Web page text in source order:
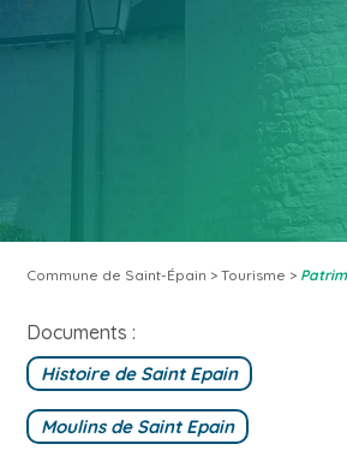
Commune de Saint-Épain >Tourisme >
Documents :
Histoire de Saint Epain
Moulins de Saint Epain